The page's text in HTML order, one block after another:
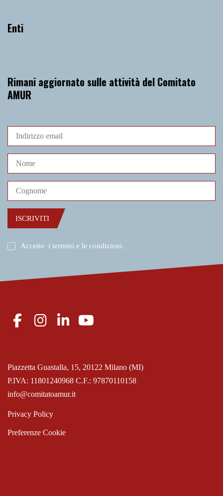
Enti
Rimani aggiornato sulle attività del Comitato
AMUR
ISCRIVITI
Accetto i termini e le condizioni.
P.IVA: 11801240968 C.F.: 97870110158
Piazzetta Guastalla, 15, 20122 Milano (MI)
info@comitatoamur.it
Privacy Policy
Preferenze Cookie